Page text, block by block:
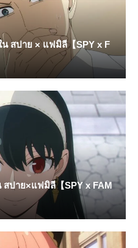
สปาย × แฟมิลี【SPY x F
สปาย×แฟมิลี【SPY x FAM